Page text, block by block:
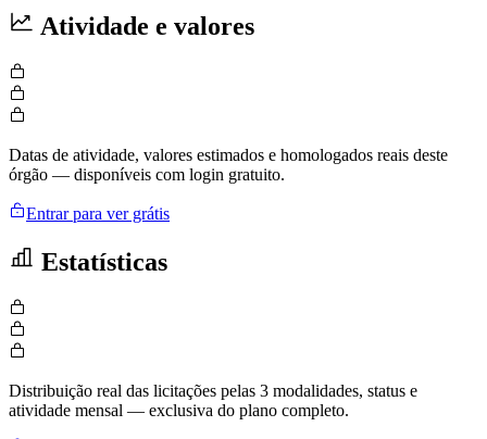
Atividade e valores
Datas de atividade, valores estimados e homologados reais deste
órgão — disponíveis com login gratuito.
Entrar para ver grátis
Estatísticas
Distribuição real das licitações pelas 3 modalidades, status e
atividade mensal — exclusiva do plano completo.